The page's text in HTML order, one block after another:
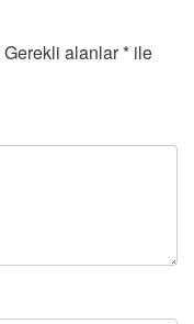
Gerekli alanlar* ile